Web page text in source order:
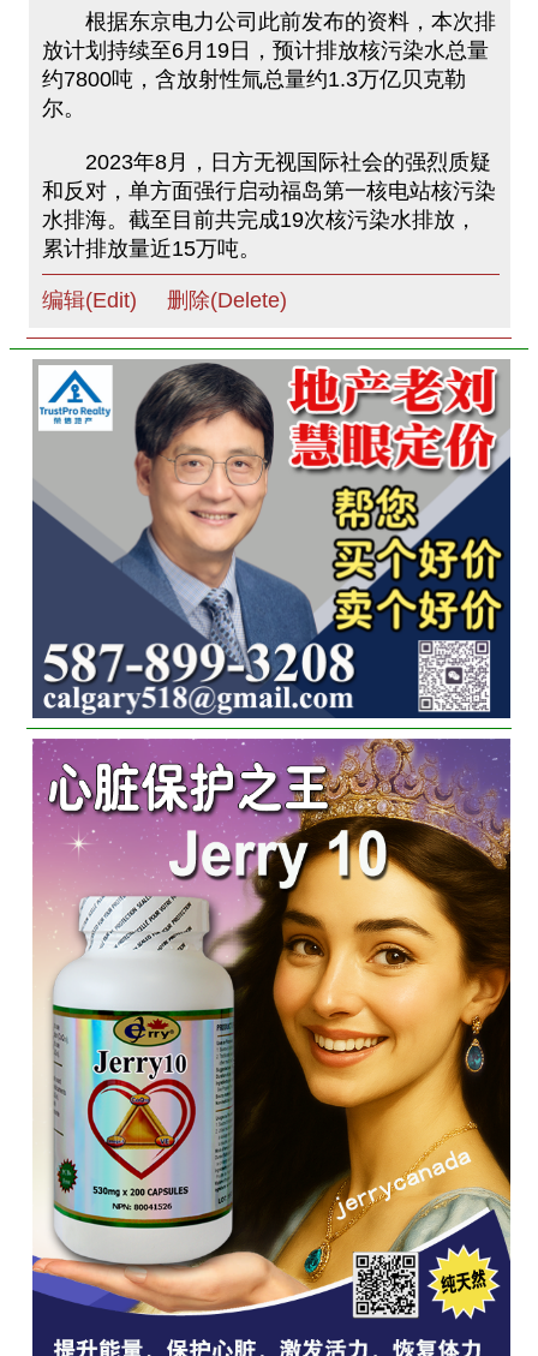
根据东京电力公司此前发布的资料，本次排
放计划持续至6月19日，预计排放核污染水总量
约7800吨，含放射性氚总量约1.3万亿贝克勒
尔。
2023年8月，日方无视国际社会的强烈质疑
和反对，单方面强行启动福岛第一核电站核污染
水排海。截至目前共完成19次核污染水排放，
累计排放量近15万吨。
编辑(Edit) 删除(Delete)